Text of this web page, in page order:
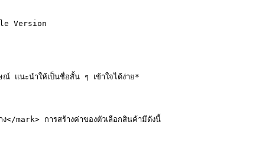
Version
แนะนำให้เป็นชื่อสั้น ๆ เข้าใจได้ง่าย*
การสร้างค่าของตัวเลือกสินค้ามีดังนี้